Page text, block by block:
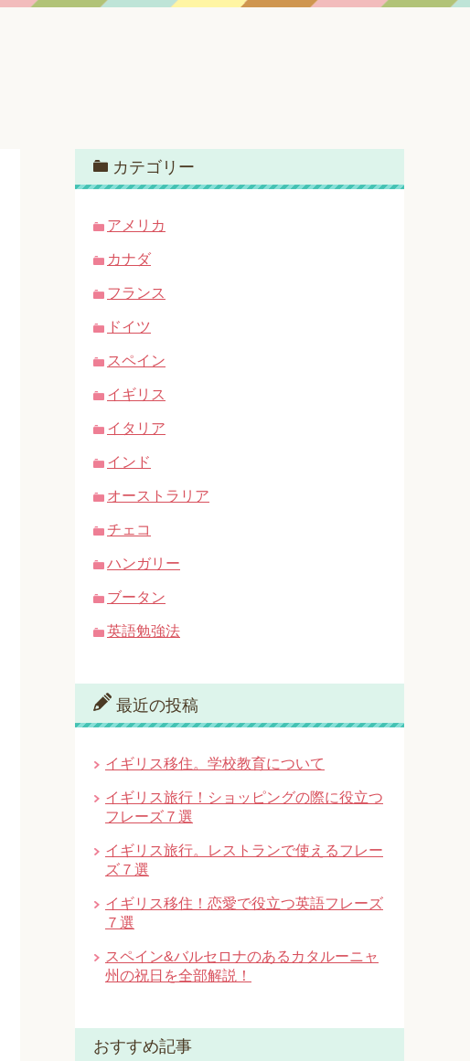
カテゴリー
アメリカ
カナダ
フランス
ドイツ
スペイン
イギリス
イタリア
インド
オーストラリア
チェコ
ハンガリー
ブータン
英語勉強法
最近の投稿
イギリス移住。学校教育について
イギリス旅行！ショッピングの際に役立つ
フレーズ７選
イギリス旅行。レストランで使えるフレー
ズ７選
イギリス移住！恋愛で役立つ英語フレーズ
７選
スペイン&バルセロナのあるカタルーニャ
州の祝日を全部解説！
おすすめ記事